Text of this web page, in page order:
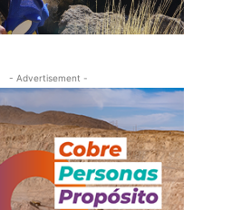
- Advertisement -